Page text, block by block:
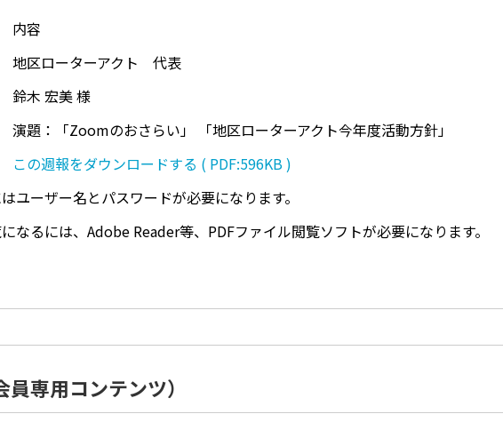
内容
地区ローターアクト 代表
鈴木 宏美 様
演題：「Zoomのおさらい」 「地区ローターアクト今年度活動方針」
この週報をダウンロードする ( PDF:596KB )
ユーザー名とパスワードが必要になります。
なるには、Adobe Reader等、PDFファイル閲覧ソフトが必要になります。
員専用コンテンツ）